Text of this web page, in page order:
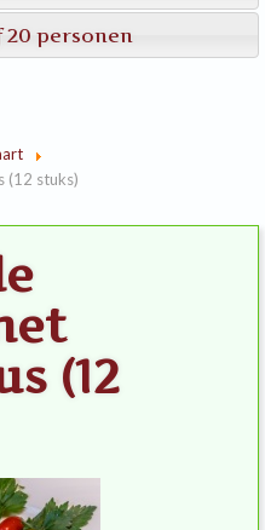
personen
(12 stuks)
(12